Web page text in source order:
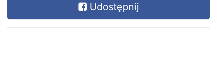
Udostępnij